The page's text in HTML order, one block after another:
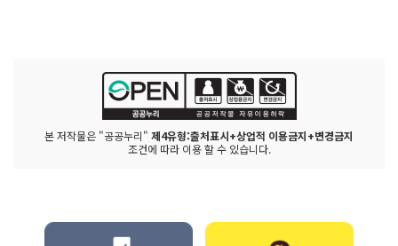
본 저작물은 "공공누리" 제4유형:출처표시+상업적 이용금지+변경금지
조건에 따라 이용 할 수 있습니다.